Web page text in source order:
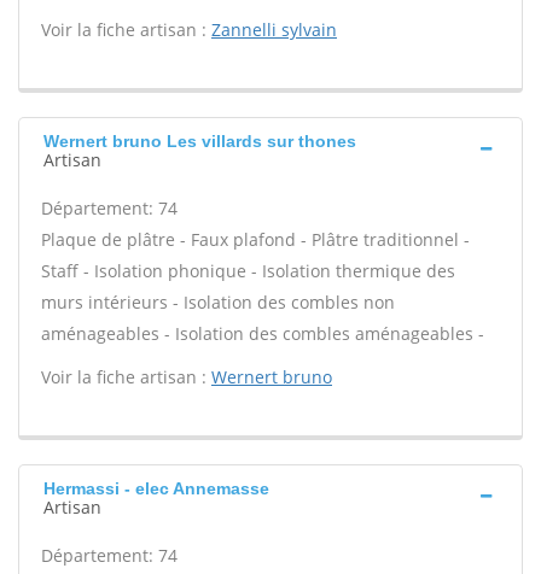
Voir la fiche artisan : Zannelli sylvain
Wernert bruno Les villards sur thones
Artisan
Département: 74
Plaque de plâtre - Faux plafond - Plâtre traditionnel -
Staff - Isolation phonique - Isolation thermique des
murs intérieurs - Isolation des combles non
aménageables - Isolation des combles aménageables -
Voir la fiche artisan : Wernert bruno
Hermassi - elec Annemasse
Artisan
Département: 74